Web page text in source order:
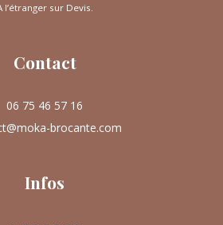
l’étranger sur Devis.
Contact
06 75 46 57 16
brocante.com
Infos